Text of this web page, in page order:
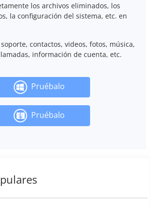
los archivos eliminados, los
la configuración del sistema, etc. en
contactos, videos, fotos, música,
información de cuenta, etc.
Pruébalo
Pruébalo